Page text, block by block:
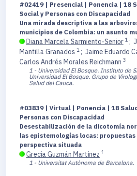
#02419 | Presencial | Ponencia | 18
Social y Personas con Discapacidad
Una mirada descriptiva a las
municipios de Colombia: un asunto
Diana Marcela Sarmiento-Senior 1 ;
Mantilla Granados 1 ; Jaime Eduardo
Carlos Andrés Morales Reichmann 3
1 - Universidad El Bosque. Instituto de
Universidad El Bosque. Grupo de
Salud del Cauca.
#03839 | Virtual | Ponencia | 18
Personas con Discapacidad
Desestabilización de la dicotomía
las epistemologías locas: propuestas
perspectiva situada
Grecia Guzmán Martínez 1
1 - Universitat Autònoma de Barcelona.